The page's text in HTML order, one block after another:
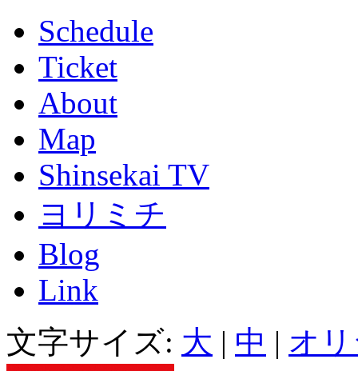
Schedule
Ticket
About
Map
Shinsekai TV
ヨリミチ
Blog
Link
文字サイズ: 大 | 中 | オ